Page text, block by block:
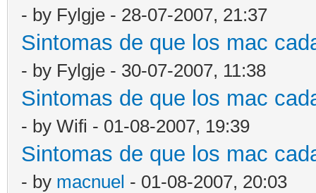
- by Fylgje - 28-07-2007, 21:37
Sintomas de que los mac
- by Fylgje - 30-07-2007, 11:38
Sintomas de que los mac
- by Wifi - 01-08-2007, 19:39
Sintomas de que los mac
- by macnuel - 01-08-2007, 20:03